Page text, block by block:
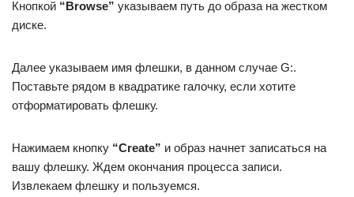
Кнопкой “Browse” указываем путь до образа на жестком
диске.
Далее указываем имя флешки, в данном случае G:.
Поставьте рядом в квадратике галочку, если хотите
отформатировать флешку.
Нажимаем кнопку “Сreate” и образ начнет записаться на
вашу флешку. Ждем окончания процесса записи.
Извлекаем флешку и пользуемся.